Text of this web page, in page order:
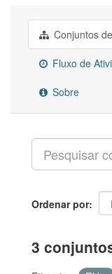
Conjuntos
Fluxo de
Sobre
Ordenar por
3